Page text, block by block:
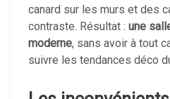
canard sur les murs et des
contraste. Résultat : une
moderne, sans avoir à tout
suivre les tendances déco